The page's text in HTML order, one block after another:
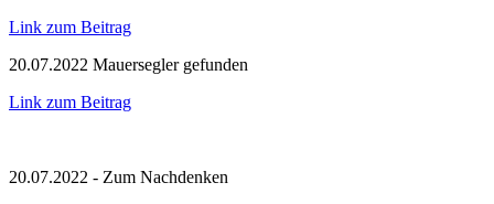
Link zum Beitrag
20.07.2022 Mauersegler gefunden
Link zum Beitrag
20.07.2022 - Zum Nachdenken